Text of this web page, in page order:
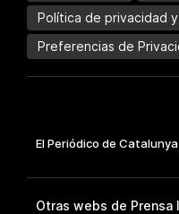
Política de privacidad
Preferencias de
Otras webs de Prensa